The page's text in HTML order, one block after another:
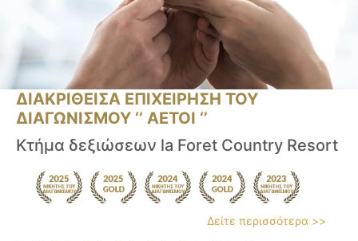
ΔΙΑΚΡΙΘΕΙΣΑ ΕΠΙΧΕΙΡΗΣΗ ΤΟΥ
ΔΙΑΓΩΝΙΣΜΟΥ ‘’ ΑΕΤΟΙ ‘’
Κτήμα δεξιώσεων la Foret Country Resort
Δείτε περισσότερα >>